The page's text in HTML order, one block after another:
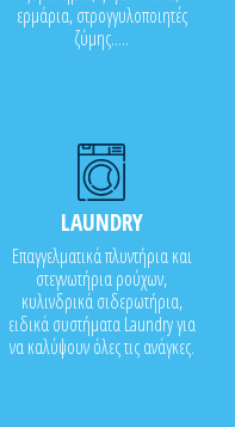
ερμάρια, στρογγυλοποιητές
ζύμης.....
LAUNDRY
Επαγγελματικά πλυντήρια και
στεγνωτήρια ρούχων,
κυλινδρικά σιδερωτήρια,
ειδικά συστήματα Laundry για
να καλύψουν όλες τις ανάγκες.